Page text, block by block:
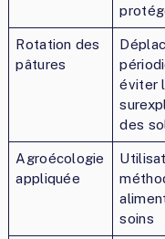
Rotation des
pâtures
éviter
des
Agroécologie
appliquée
soins